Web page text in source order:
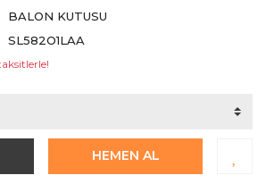
BALON KUTUSU
SL582O1LAA
HEMEN AL